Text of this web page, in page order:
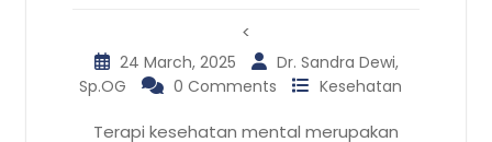
<
24 March, 2025
Dr. Sandra Dewi,
Sp.OG
0 Comments Kesehatan
Terapi kesehatan mental merupakan